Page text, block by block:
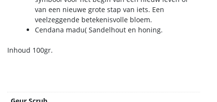
van een nieuwe grote stap van iets. Een
veelzeggende betekenisvolle bloem.
Cendana madu( Sandelhout en honing.
Inhoud 100gr.